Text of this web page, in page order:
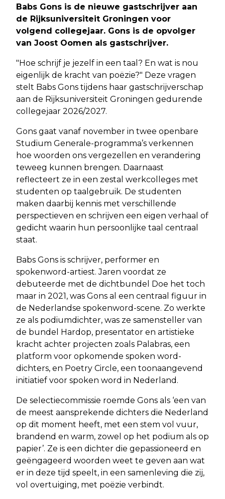
Babs Gons is de nieuwe gastschrijver aan
de Rijksuniversiteit Groningen voor
volgend collegejaar. Gons is de opvolger
van Joost Oomen als gastschrijver.
"Hoe schrijf je jezelf in een taal? En wat is nou
eigenlijk de kracht van poëzie?" Deze vragen
stelt Babs Gons tijdens haar gastschrijverschap
aan de Rijksuniversiteit Groningen gedurende
collegejaar 2026/2027.
Gons gaat vanaf november in twee openbare
Studium Generale-programma’s verkennen
hoe woorden ons vergezellen en verandering
teweeg kunnen brengen. Daarnaast
reflecteert ze in een zestal werkcolleges met
studenten op taalgebruik. De studenten
maken daarbij kennis met verschillende
perspectieven en schrijven een eigen verhaal of
gedicht waarin hun persoonlijke taal centraal
staat.
Babs Gons is schrijver, performer en
spokenword-artiest. Jaren voordat ze
debuteerde met de dichtbundel Doe het toch
maar in 2021, was Gons al een centraal figuur in
de Nederlandse spokenword-scene. Zo werkte
ze als podiumdichter, was ze samensteller van
de bundel Hardop, presentator en artistieke
kracht achter projecten zoals Palabras, een
platform voor opkomende spoken word-
dichters, en Poetry Circle, een toonaangevend
initiatief voor spoken word in Nederland.
De selectiecommissie roemde Gons als ‘een van
de meest aansprekende dichters die Nederland
op dit moment heeft, met een stem vol vuur,
brandend en warm, zowel op het podium als op
papier’. Ze is een dichter die gepassioneerd en
geëngageerd woorden weet te geven aan wat
er in deze tijd speelt, in een samenleving die zij,
vol overtuiging, met poëzie verbindt.